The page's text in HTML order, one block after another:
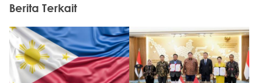
Berita Terkait